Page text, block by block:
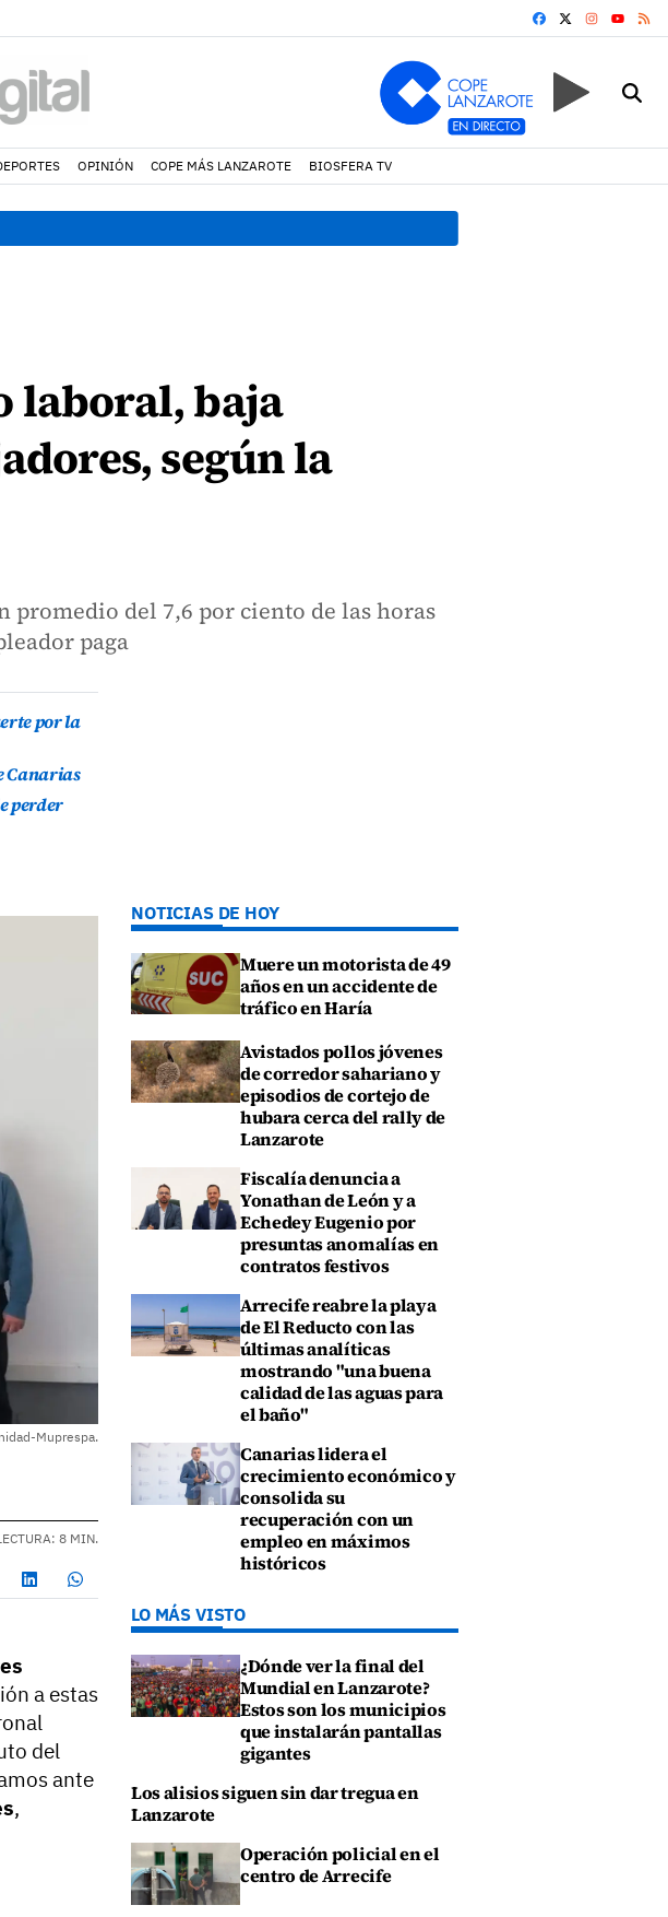
FACEBOOK
YOUTUBE
OPINIÓN COPE MÁS LANZAROTE BIOSFERA TV
laboral, baja
según la
promedio del 7,6 por ciento de las horas
paga
por la
Canarias
perder
Muprespa.
8 MIN.
a estas
del
ante
,
NOTICIAS DE HOY
Muere un motorista de 49
años en un accidente de
tráfico en Haría
Avistados pollos jóvenes
de corredor sahariano y
episodios de cortejo de
hubara cerca del rally de
Lanzarote
Fiscalía denuncia a
Yonathan de León y a
Echedey Eugenio por
presuntas anomalías en
contratos festivos
Arrecife reabre la playa
de El Reducto con las
últimas analíticas
mostrando "una buena
calidad de las aguas para
el baño"
Canarias lidera el
crecimiento económico y
consolida su
recuperación con un
empleo en máximos
históricos
LO MÁS VISTO
¿Dónde ver la final del
Mundial en Lanzarote?
Estos son los municipios
que instalarán pantallas
gigantes
Los alisios siguen sin dar tregua en
Lanzarote
Operación policial en el
centro de Arrecife